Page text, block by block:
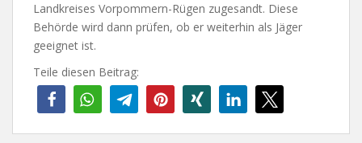
Landkreises Vorpommern-Rügen zugesandt. Diese
Behörde wird dann prüfen, ob er weiterhin als Jäger
geeignet ist.
Teile diesen Beitrag: